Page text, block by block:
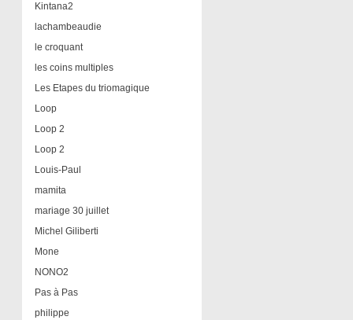
Kintana2
lachambeaudie
le croquant
les coins multiples
Les Etapes du triomagique
Loop
Loop 2
Loop 2
Louis-Paul
mamita
mariage 30 juillet
Michel Giliberti
Mone
NONO2
Pas à Pas
philippe